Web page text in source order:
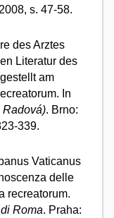
s. 47-58.
des Arztes
Literatur des
am
In
Radová). Brno:
339.
Vaticanus
delle
recreatorum.
Roma. Praha: